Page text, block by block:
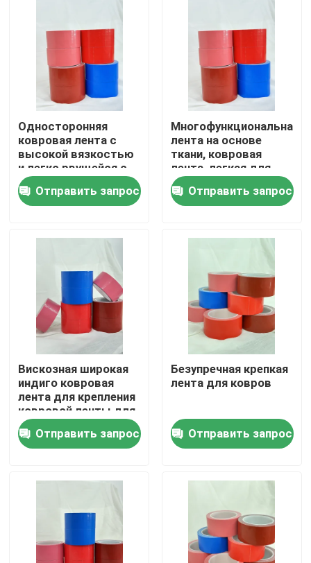
Главная страница
Продукция
О Компании
Наша фабрика
контроль качества
контактные данные
горячий расплавьте клейкую ленту
Клейкая лента ковра
Односторонняя
ковровая лента с
высокой вязкостью
и легко рвущейся с
повторяемым
расположением
Отправить запрос
Многофункциональная
лента на основе
ткани, ковровая
лента, легкая для
разрыва и высокая
сцепляемость
Отправить запрос
Вискозная широкая
индиго ковровая
лента для крепления
ковровой ленты для
бесшовного и
безопасного пола
Отправить запрос
Безупречная крепкая
лента для ковров
Отправить запрос